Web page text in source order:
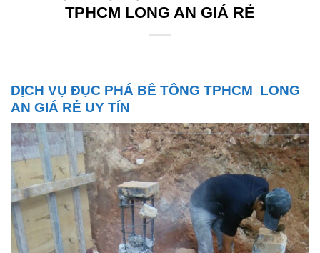
TPHCM LONG AN GIÁ RẺ
DỊCH VỤ ĐỤC PHÁ BÊ TÔNG TPHCM LONG
AN GIÁ RẺ UY TÍN